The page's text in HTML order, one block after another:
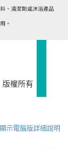
版權所有
顯示電腦版詳細說明